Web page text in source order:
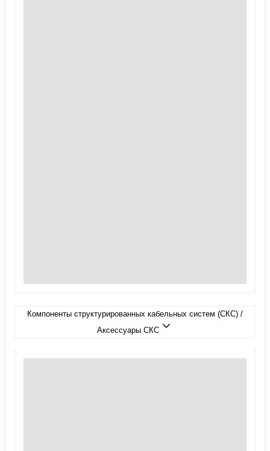
Компоненты структурированных кабельных систем (СКС) /
Аксессуары СКС